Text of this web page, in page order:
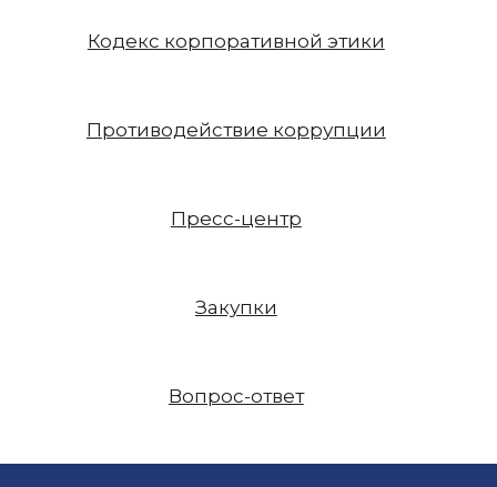
Кодекс корпоративной этики
Противодействие коррупции
Пресс-центр
Закупки
Вопрос-ответ